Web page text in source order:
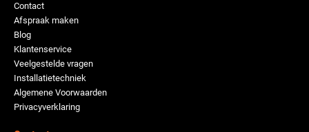
Contact
Afspraak maken
Blog
Klantenservice
Veelgestelde vragen
Installatietechniek
Algemene Voorwaarden
Privacyverklaring